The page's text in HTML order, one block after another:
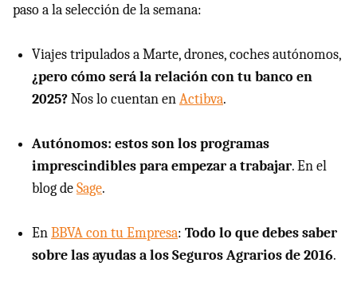
paso a la selección de la semana:
Viajes tripulados a Marte, drones, coches autónomos,
¿pero cómo será la relación con tu banco en
2025?Nos lo cuentan enActibva.
Autónomos: estos son los programas
imprescindibles para empezar a trabajar. En el
blog deSage.
EnBBVA con tu Empresa: Todo lo que debes saber
sobre las ayudas a los Seguros Agrarios de 2016.